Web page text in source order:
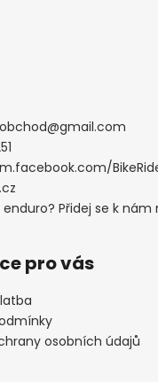
@gmail.com
enduro? Přidej se k
pro vás
osobních údajů